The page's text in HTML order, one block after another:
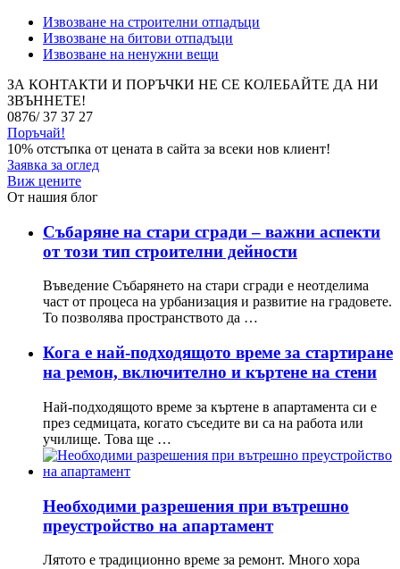
Извозване на строителни отпадъци
Извозване на битови отпадъци
Извозване на ненужни вещи
ЗА КОНТАКТИ И ПОРЪЧКИ НЕ СЕ КОЛЕБАЙТЕ ДА НИ
ЗВЪННЕТЕ!
0876/ 37 37 27
Поръчай!
10% отстъпка от цената в сайта за всеки нов клиент!
Заявка за оглед
Виж цените
От нашия блог
Събаряне на стари сгради – важни аспекти
от този тип строителни дейности
Въведение Събарянето на стари сгради е неотделима
част от процеса на урбанизация и развитие на градовете.
То позволява пространството да …
Кога е най-подходящото време за стартиране
на ремон, включително и къртене на стени
Най-подходящото време за къртене в апартамента си е
през седмицата, когато съседите ви са на работа или
училище. Това ще …
Необходими разрешения при вътрешно
преустройство на апартамент
Лятото е традиционно време за ремонт. Много хора